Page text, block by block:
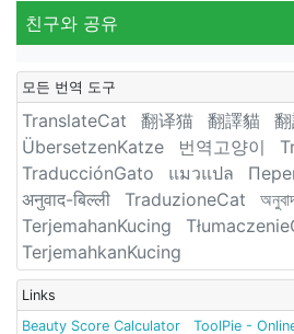
친구와 공유
모든 번역 도구
TranslateCat 翻译猫 翻譯貓
ÜbersetzenKatze
번역고양이
TraducciónGato
แมวแปล
अनुवाद-बिल्ली
TraduzioneCat
TerjemahanKucing
TerjemahkanKucing
Links
Beauty Score Calculator
ToolPie -